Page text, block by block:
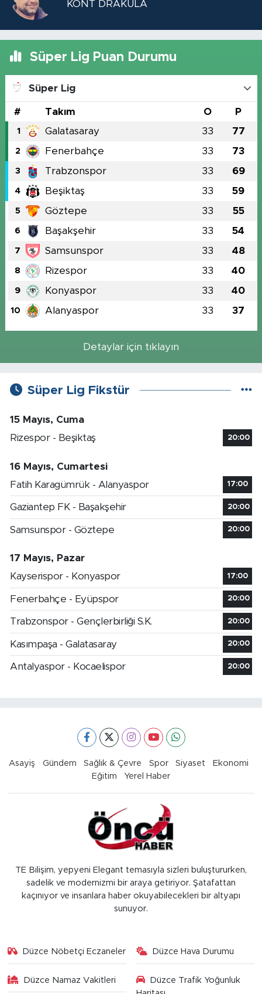
KONT DRAKULA
Süper Lig Puan Durumu
Süper Lig
# Takım O P
1 Galatasaray 33 77
2 Fenerbahçe 33 73
3 Trabzonspor 33 69
4 Beşiktaş 33 59
5 Göztepe 33 55
6 Başakşehir 33 54
7 Samsunspor 33 48
8 Rizespor 33 40
9 Konyaspor 33 40
10 Alanyaspor 33 37
Detaylar için tıklayın
Süper Lig Fikstür
15 Mayıs, Cuma
Rizespor - Beşiktaş
20:00
16 Mayıs, Cumartesi
Fatih Karagümrük - Alanyaspor
17:00
Gaziantep FK - Başakşehir 20:00
Samsunspor - Göztepe 20:00
17 Mayıs, Pazar
Kayserispor - Konyaspor
17:00
Fenerbahçe - Eyüpspor 20:00
Trabzonspor - Gençlerbirliği S.K. 20:00
Kasımpaşa - Galatasaray 20:00
Antalyaspor - Kocaelispor 20:00
Asayiş Gündem Sağlık & Çevre Spor Siyaset
Ekonomi
Eğitim
Yerel Haber
TE Bilişim, yepyeni Elegant temasıyla sizleri buluştururken,
sadelik ve modernizmi bir araya getiriyor. Şatafattan
kaçınıyor ve insanlara haber okuyabilecekleri bir altyapı
sunuyor.
Düzce Nöbetçi Eczaneler Düzce Hava Durumu
Düzce Namaz Vakitleri
Düzce Trafik Yoğunluk